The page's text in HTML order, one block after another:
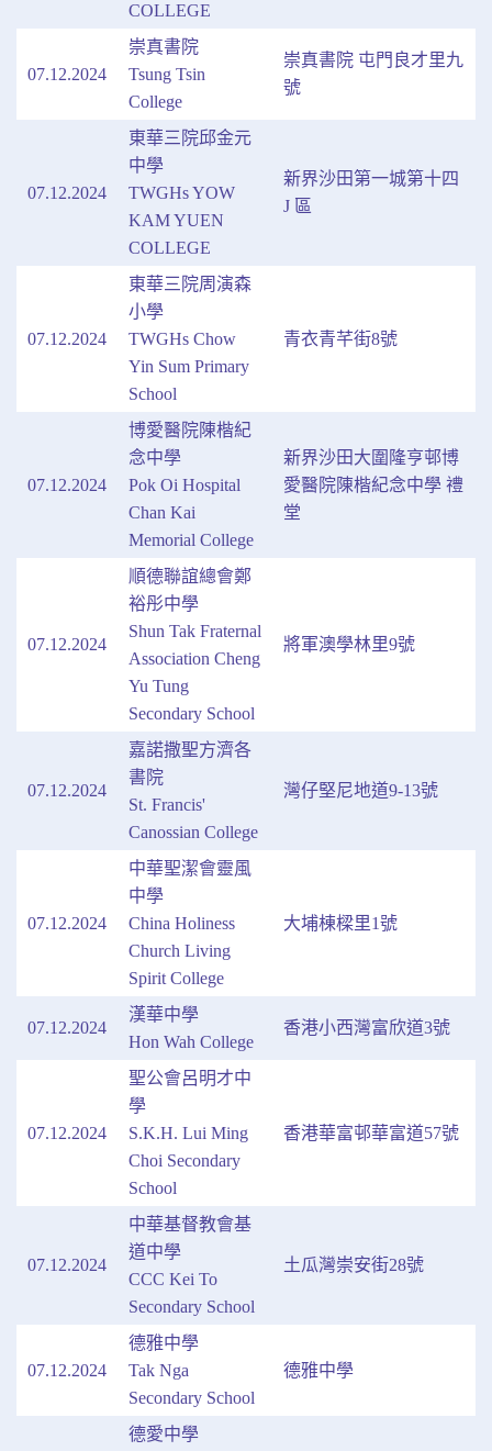
COLLEGE
07.12.2024
崇真書院
Tsung Tsin
College
崇真書院 屯門良才里九
號
07.12.2024
東華三院邱金元
中學
TWGHs YOW
KAM YUEN
COLLEGE
新界沙田第一城第十四
J 區
07.12.2024
東華三院周演森
小學
TWGHs Chow
Yin Sum Primary
School
青衣青芊街8號
07.12.2024
博愛醫院陳楷紀
念中學
Pok Oi Hospital
Chan Kai
Memorial College
新界沙田大圍隆亨邨博
愛醫院陳楷紀念中學 禮
堂
07.12.2024
順德聯誼總會鄭
裕彤中學
Shun Tak Fraternal
Association Cheng
Yu Tung
Secondary School
將軍澳學林里9號
07.12.2024
嘉諾撒聖方濟各
書院
St. Francis'
Canossian College
灣仔堅尼地道9-13號
07.12.2024
中華聖潔會靈風
中學
China Holiness
Church Living
Spirit College
大埔棟樑里1號
07.12.2024
漢華中學
Hon Wah College
香港小西灣富欣道3號
07.12.2024
聖公會呂明才中
學
S.K.H. Lui Ming
Choi Secondary
School
香港華富邨華富道57號
07.12.2024
中華基督教會基
道中學
CCC Kei To
Secondary School
土瓜灣崇安街28號
07.12.2024
德雅中學
Tak Nga
Secondary School
德雅中學
德愛中學